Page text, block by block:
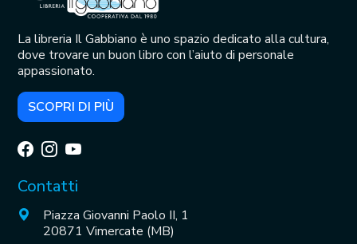
La libreria Il Gabbiano è uno spazio dedicato alla cultura,
dove trovare un buon libro con l’aiuto di personale
appassionato.
SCOPRI DI PIÙ
Contatti
Piazza Giovanni Paolo II, 1
20871 Vimercate (MB)